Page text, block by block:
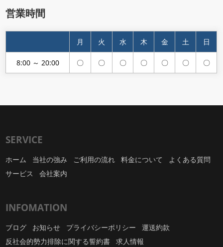
営業時間
月 火 水 木 金 土 日
8:00 ～ 20:00 〇 〇 〇 〇 〇 〇 〇
SERVICE
ホーム 当社の強み ご利用の流れ 料金について
よくある質問
サービス
会社案内
INFOMATION
ブログ お知らせ プライバシーポリシー
運送約款
反社会的勢力排除に関する誓約書
求人情報